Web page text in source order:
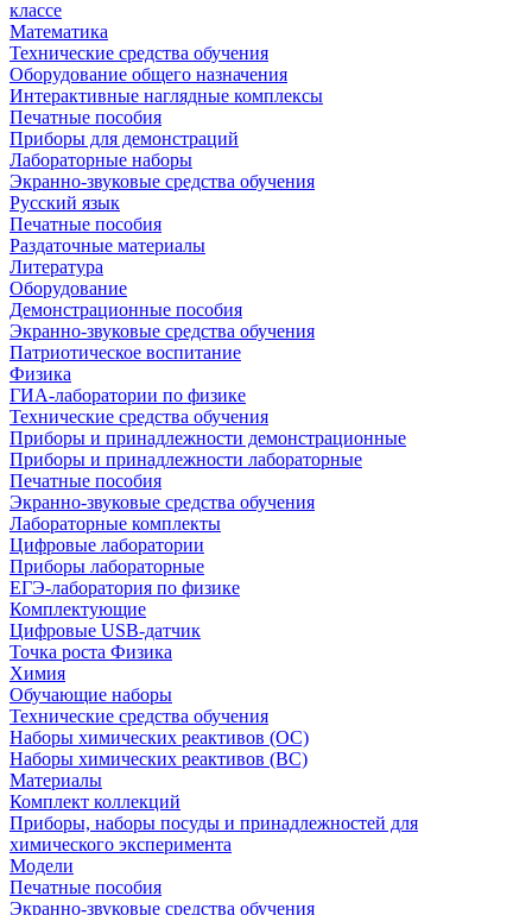
классе
Математика
Технические средства обучения
Оборудование общего назначения
Интерактивные наглядные комплексы
Печатные пособия
Приборы для демонстраций
Лабораторные наборы
Экранно-звуковые средства обучения
Русский язык
Печатные пособия
Раздаточные материалы
Литература
Оборудование
Демонстрационные пособия
Экранно-звуковые средства обучения
Патриотическое воспитание
Физика
ГИА-лаборатории по физике
Технические средства обучения
Приборы и принадлежности демонстрационные
Приборы и принадлежности лабораторные
Печатные пособия
Экранно-звуковые средства обучения
Лабораторные комплекты
Цифровые лаборатории
Приборы лабораторные
ЕГЭ-лаборатория по физике
Комплектующие
Цифровые USB-датчик
Точка роста Физика
Химия
Обучающие наборы
Технические средства обучения
Наборы химических реактивов (ОС)
Наборы химических реактивов (ВС)
Материалы
Комплект коллекций
Приборы, наборы посуды и принадлежностей для
химического эксперимента
Модели
Печатные пособия
Экранно-звуковые средства обучения